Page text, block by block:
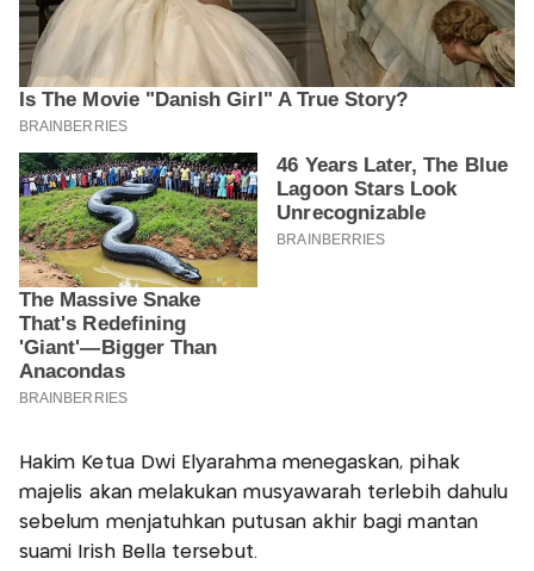
Hakim Ketua Dwi Elyarahma menegaskan, pihak
majelis akan melakukan musyawarah terlebih dahulu
sebelum menjatuhkan putusan akhir bagi mantan
suami Irish Bella tersebut.